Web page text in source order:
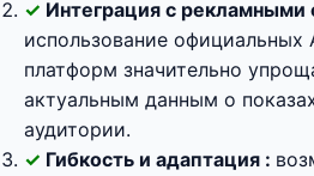
Интеграция с рекламными
использование официальных
платформ значительно
актуальным данным о
аудитории.
Гибкость и адаптация :